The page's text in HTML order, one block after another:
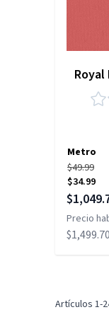
Royal
Metro
$49.99
$34.99
Precio
Precio
$1,499.70
Artículos 1-